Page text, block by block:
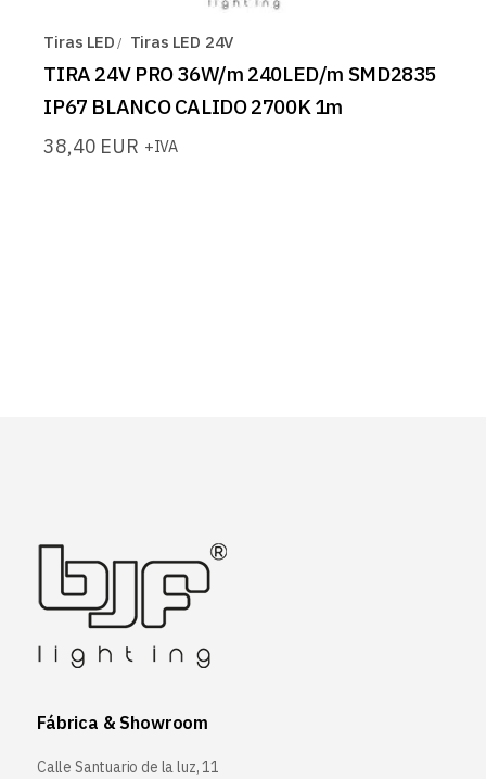
Tiras LED Tiras LED 24V
TIRA 24V PRO 36W/m 240LED/m SMD2835
IP67 BLANCO CALIDO 2700K 1m
38,40 EUR +IVA
Fábrica & Showroom
Calle Santuario de la luz, 11